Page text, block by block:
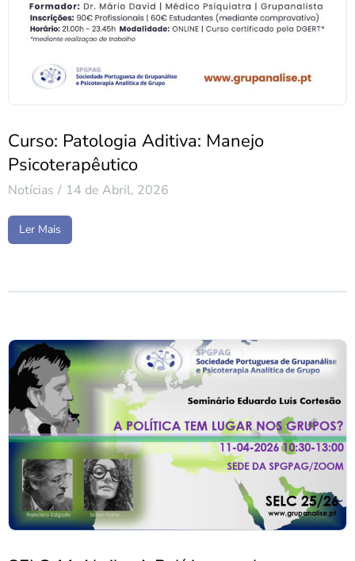
Curso: Patologia Aditiva: Manejo
Psicoterapêutico
Notícias 14 de Abril, 2026
Ler Mais